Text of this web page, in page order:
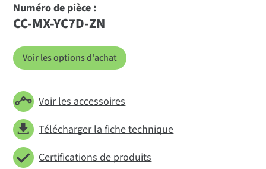
Numéro de pièce :
CC-MX-YC7D-ZN
Voir les options d'achat
Voir les accessoires
Télécharger la fiche technique
Certifications de produits